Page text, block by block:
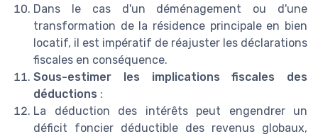
Dans le cas d'un déménagement ou d'une
transformation de la résidence principale en bien
locatif, il est impératif de réajuster les déclarations
fiscales en conséquence.
Sous-estimer les implications fiscales des
déductions :
La déduction des intérêts peut engendrer un
déficit foncier déductible des revenus globaux,